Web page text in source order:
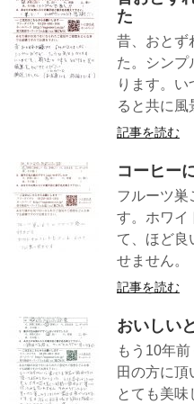
た
昔、おとず
た。シンプ
ります。
ると共に風
記事を読む
コーヒー
フルーツ巣
す。ホワイ
て、ほど良
せ
記事を読む
おいしい
もう10年
田の方に頂
とても美味